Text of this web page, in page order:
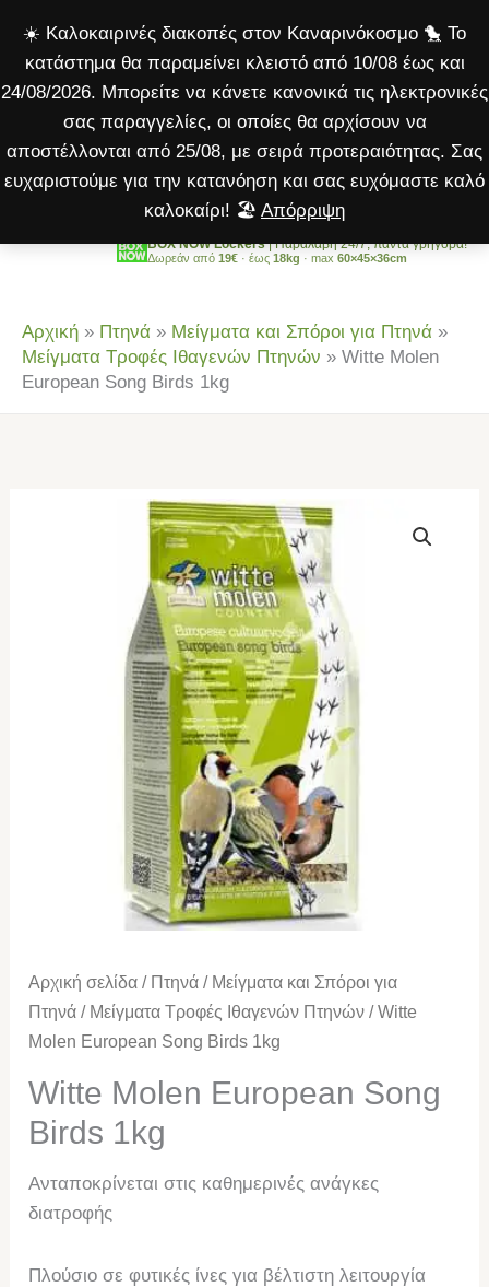
☀️ Καλοκαιρινές διακοπές στον Καναρινόκοσμο 🐤 Το
κατάστημα θα παραμείνει κλειστό από 10/08 έως και
24/08/2026. Μπορείτε να κάνετε κανονικά τις ηλεκτρονικές
σας παραγγελίες, οι οποίες θα αρχίσουν να
αποστέλλονται από 25/08, με σειρά προτεραιότητας. Σας
ευχαριστούμε για την κατανόηση και σας ευχόμαστε καλό
καλοκαίρι! 🏖️ Απόρριψη
στο
περιεχόμενο
BOX NOW Lockers| Παραλαβή 24/7, πάντα γρήγορα!
Δωρεάν από 19€ · έως 18kg · max 60×45×36cm
Αρχική » Πτηνά » Μείγματα και Σπόροι για Πτηνά »
Μείγματα Τροφές Ιθαγενών Πτηνών » Witte Molen
European Song Birds 1kg
Αρχική σελίδα / Πτηνά / Μείγματα και Σπόροι για
Πτηνά / Μείγματα Τροφές Ιθαγενών Πτηνών / Witte
Molen European Song Birds 1kg
Witte Molen European Song
Birds 1kg
Ανταποκρίνεται στις καθημερινές ανάγκες
διατροφής
Πλούσιο σε φυτικές ίνες για βέλτιστη λειτουργία